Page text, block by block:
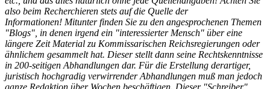
also beim Recherchieren stets auf die Quelle der
Informationen! Mitunter finden Sie zu den angesprochenen Themen
"Blogs", in denen irgend ein "interessierter Mensch" über eine
längere Zeit Material zu Kommissarischen Reichsregierungen oder
ähnlichem gesammelt hat. Dieser stellt dann seine Rechtskenntnisse
in 200-seitigen Abhandlungen dar. Für die Erstellung derartiger,
juristisch hochgradig verwirrender Abhandlungen muß man jedoch
ganze Redaktion über Wochen beschäftigen. Dieser "Schreiber"